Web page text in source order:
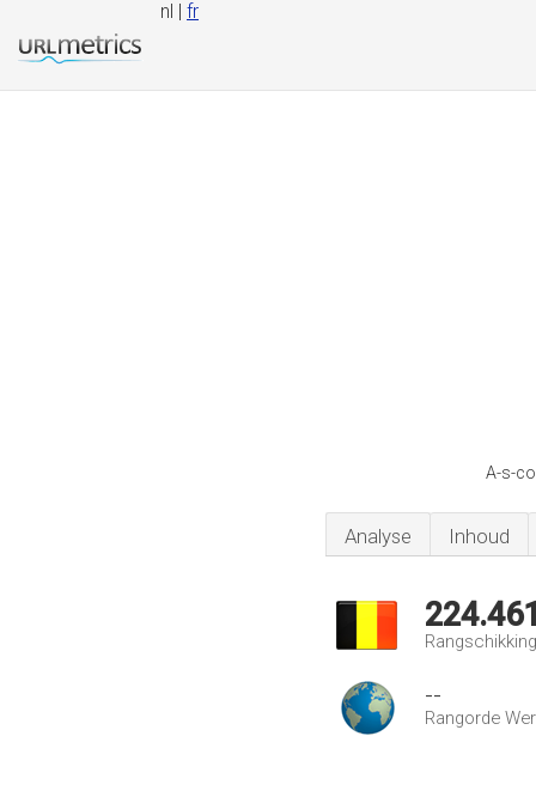
nl | fr
A-s-
Analyse Inhoud
--
Rangorde